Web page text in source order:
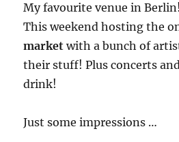
My favourite venue in
This weekend hosting the
market with a bunch of
their stuff! Plus concerts
drink!
Just some impressions …